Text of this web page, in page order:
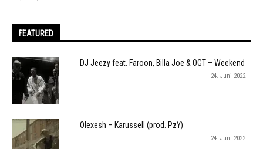
FEATURED
DJ Jeezy feat. Faroon, Billa Joe & OGT – Weekend
24. Juni 2022
Olexesh – Karussell (prod. PzY)
24. Juni 2022